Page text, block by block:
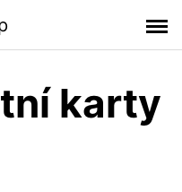
karty